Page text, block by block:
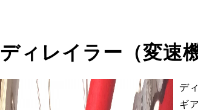
ディレイラー（変速
デ
ギ